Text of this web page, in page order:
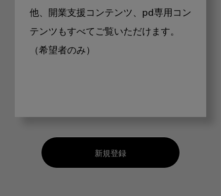
他、開業支援コンテンツ、pd専用コン
テンツもすべてご覧いただけます。
（希望者のみ）
新規登録